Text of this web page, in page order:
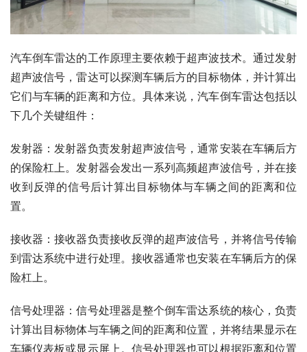
汽车倒车雷达的工作原理主要依赖于超声波技术。通过发射
超声波信号，雷达可以探测车辆后方的目标物体，并计算出
它们与车辆的距离和方位。具体来说，汽车倒车雷达包括以
下几个关键组件：
发射器：发射器负责发射超声波信号，通常安装在车辆后方
的保险杠上。发射器会发出一系列高频超声波信号，并在接
收到反弹的信号后计算出目标物体与车辆之间的距离和位
置。
接收器：接收器负责接收反弹的超声波信号，并将信号传输
到雷达系统中进行处理。接收器通常也安装在车辆后方的保
险杠上。
信号处理器：信号处理器是整个倒车雷达系统的核心，负责
计算出目标物体与车辆之间的距离和位置，并将结果显示在
车辆仪表板或显示屏上。信号处理器也可以根据距离和位置